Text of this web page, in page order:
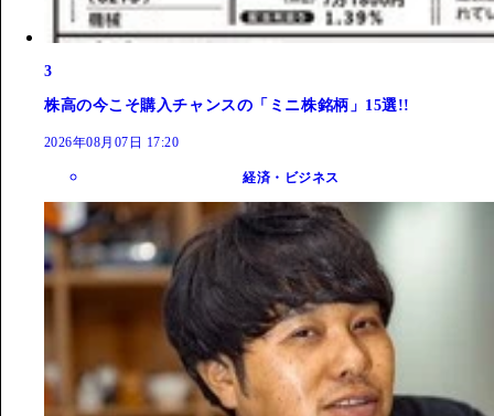
3
株高の今こそ購入チャンスの「ミニ株銘柄」15選!!
2026年08月07日 17:20
経済・ビジネス